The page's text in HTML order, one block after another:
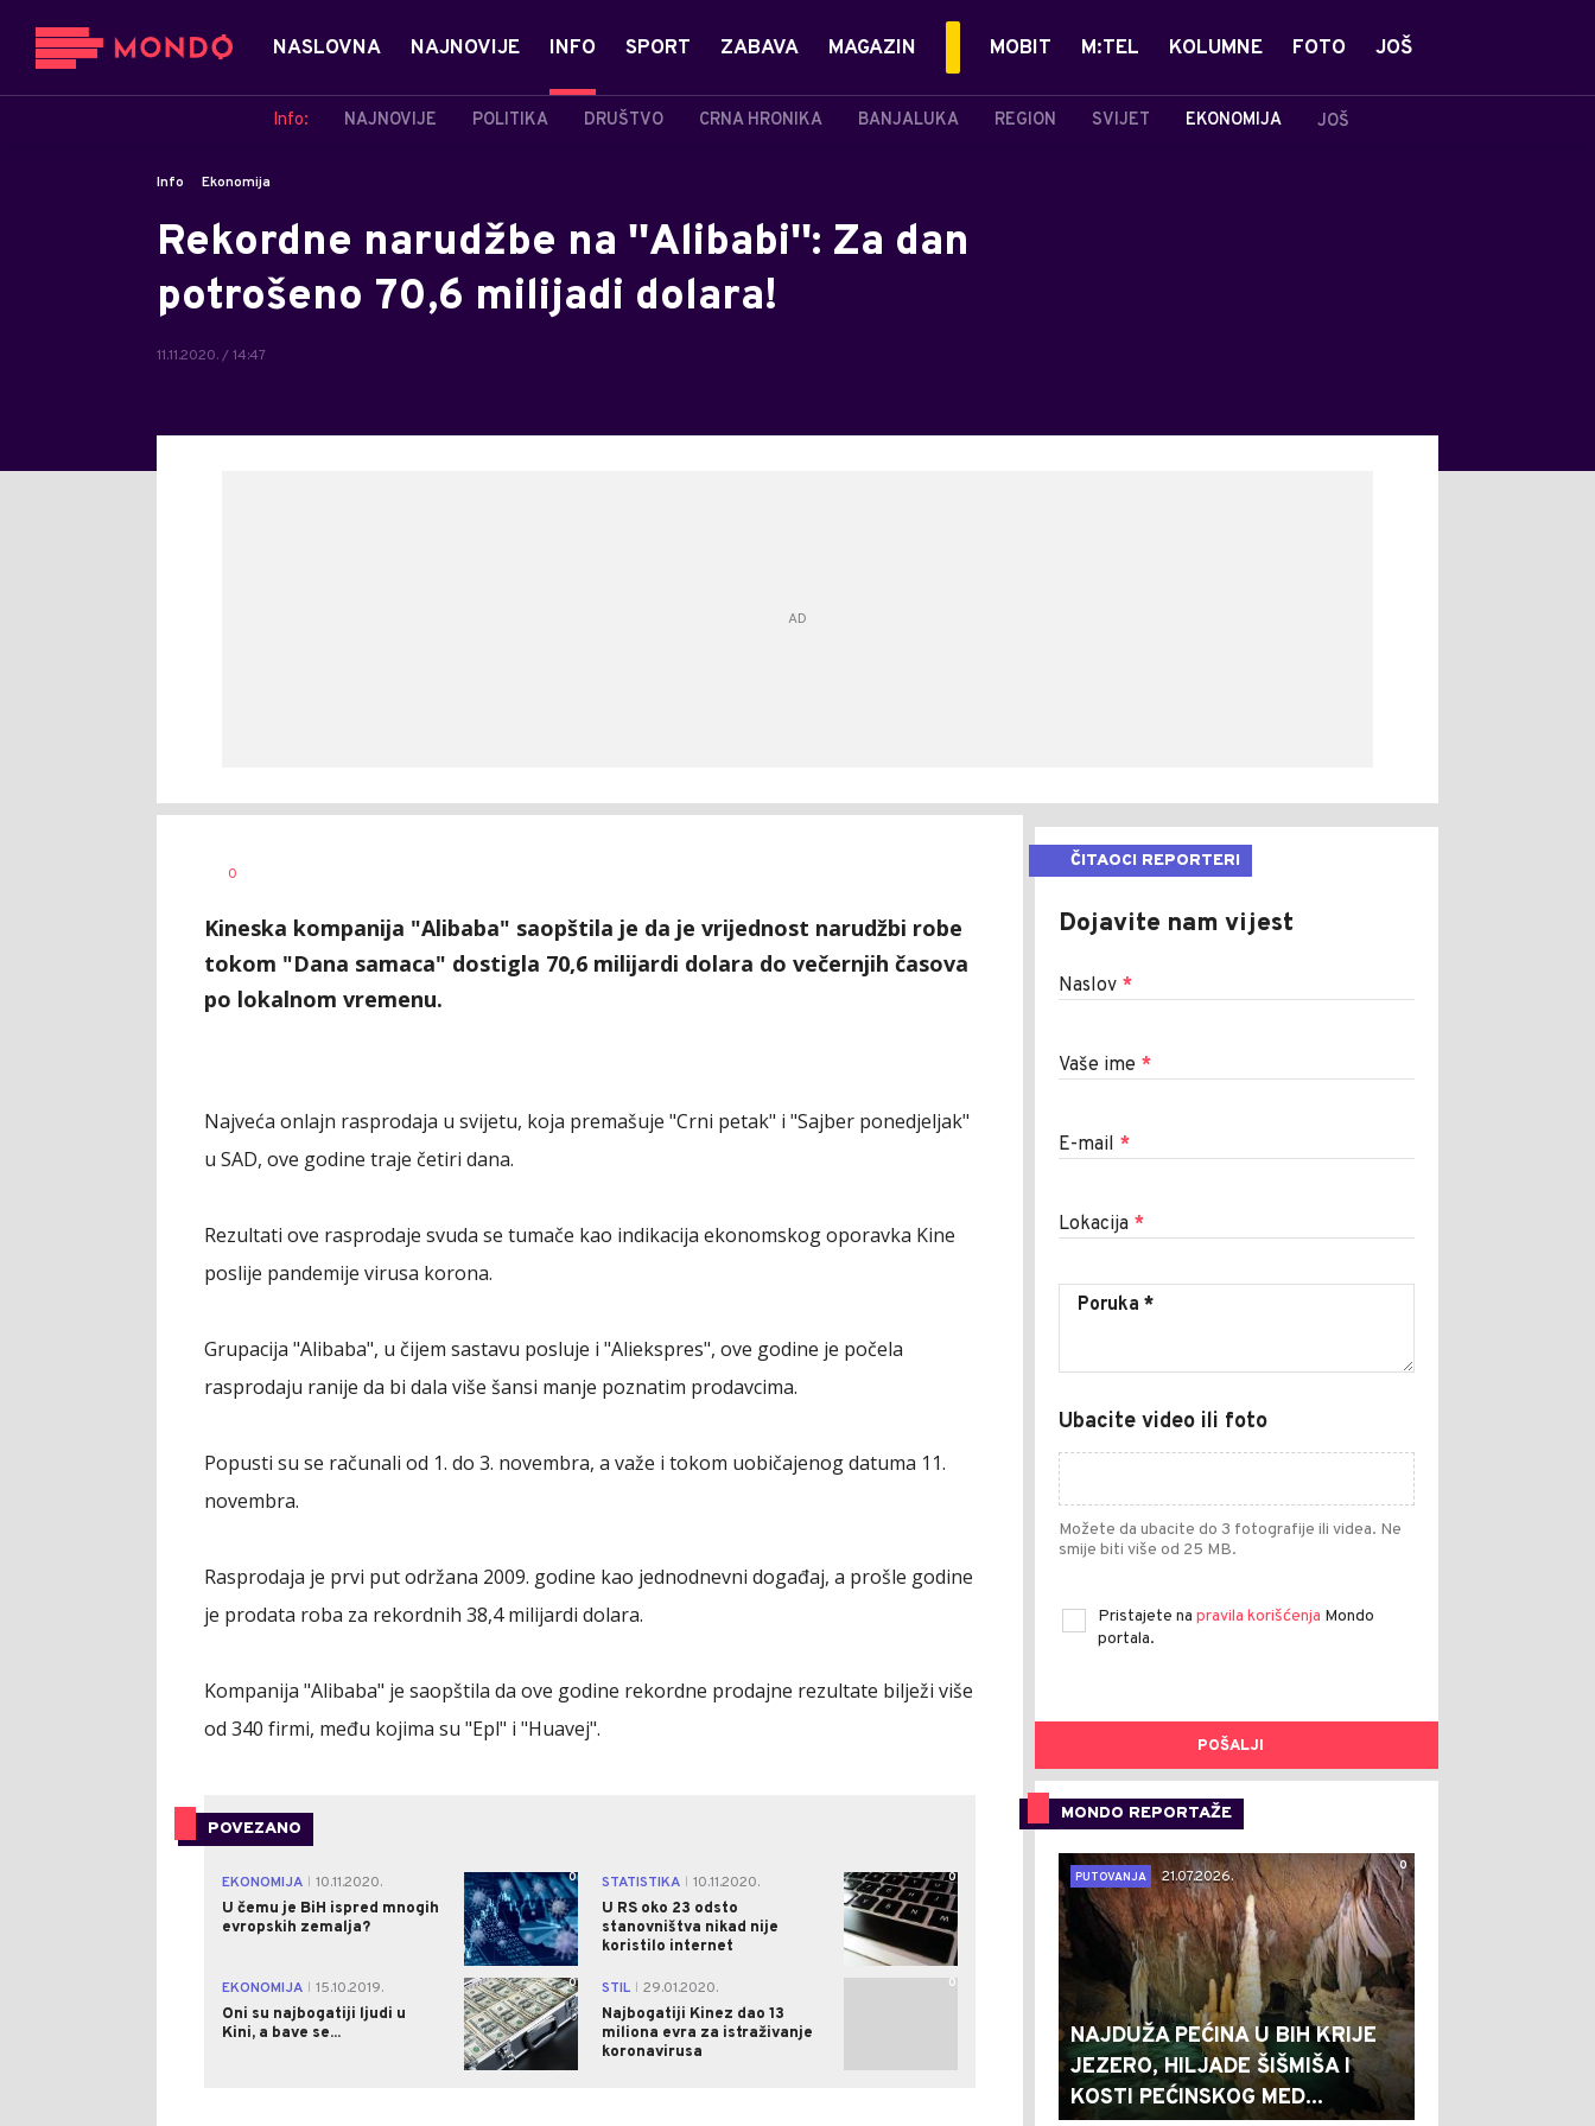
NASLOVNA NAJNOVIJE INFO
Info: NAJNOVIJE POLITIKA DRUŠTVO CRNA HRONIKA BANJALUKA REGION SVIJET EKONOMIJA JOŠ
SPORT ZABAVA MAGAZIN MOBIT M:TEL KOLUMNE FOTO JOŠ
Info Ekonomija
Rekordne narudžbe na ''Alibabi'': Za dan
potrošeno 70,6 milijadi dolara!
11.11.2020. / 14:47
AUTOR
0
Kineska kompanija "Alibaba" saopštila je da je vrijednost narudžbi robe
tokom "Dana samaca" dostigla 70,6 milijardi dolara do večernjih časova
po lokalnom vremenu.
Najveća onlajn rasprodaja u svijetu, koja premašuje "Crni petak" i "Sajber ponedjeljak"
u SAD, ove godine traje četiri dana.
Rezultati ove rasprodaje svuda se tumače kao indikacija ekonomskog oporavka Kine
poslije pandemije virusa korona.
Grupacija "Alibaba", u čijem sastavu posluje i "Aliekspres", ove godine je počela
rasprodaju ranije da bi dala više šansi manje poznatim prodavcima.
Popusti su se računali od 1. do 3. novembra, a važe i tokom uobičajenog datuma 11.
novembra.
Rasprodaja je prvi put održana 2009. godine kao jednodnevni događaj, a prošle godine
je prodata roba za rekordnih 38,4 milijardi dolara.
Kompanija "Alibaba" je saopštila da ove godine rekordne prodajne rezultate bilježi više
od 340 firmi, među kojima su "Epl" i "Huavej".
POVEZANO
EKONOMIJA
10.11.2020.
U čemu je BiH ispred mnogih
evropskih zemalja?
0 STATISTIKA
10.11.2020.
U RS oko 23 odsto
stanovništva nikad nije
koristilo internet
0
EKONOMIJA
15.10.2019.
Oni su najbogatiji ljudi u
Kini, a bave se...
0 STIL
29.01.2020.
Najbogatiji Kinez dao 13
miliona evra za istraživanje
koronavirusa
0
ČITAOCI REPORTERI
Dojavite nam vijest
Naslov *
Vaše ime *
E-mail *
Lokacija *
Ubacite video ili foto
Možete da ubacite do 3 fotografije ili videa. Ne
smije biti više od 25 MB.
Pristajete na pravila korišćenja Mondo
portala.
POŠALJI
MONDO REPORTAŽE
0
PUTOVANJA
21.07.2026.
NAJDUŽA PEĆINA U BIH KRIJE
JEZERO, HILJADE ŠIŠMIŠA I
KOSTI PEĆINSKOG MED...